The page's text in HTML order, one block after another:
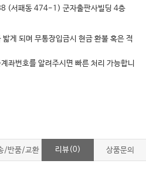
(서패동 474-1) 군자출판사빌딩 4층
게 되며 무통장입금시 현금 환불 혹은 적
좌번호를 알려주시면 빠른 처리 가능합니
/반품/교환 리뷰(0) 상품문의